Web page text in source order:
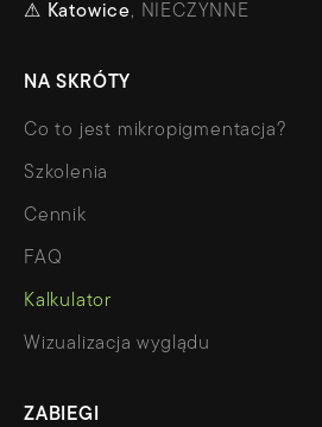
⚠ Katowice, NIECZYNNE
NA SKRÓTY
Co to jest mikropigmentacja?
Szkolenia
Cennik
FAQ
Kalkulator
Wizualizacja wyglądu
ZABIEGI